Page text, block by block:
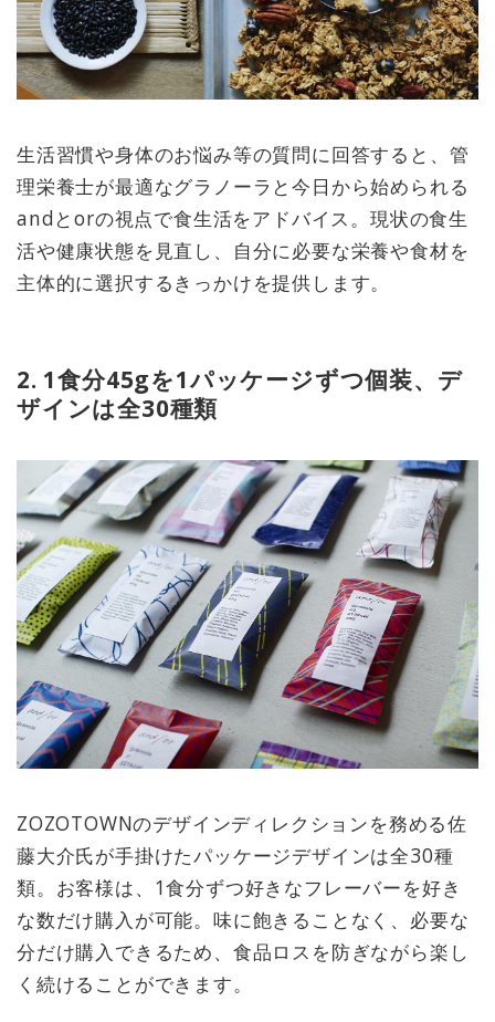
生活習慣や身体のお悩み等の質問に回答すると、管
理栄養士が最適なグラノーラと今日から始められる
andとorの視点で食生活をアドバイス。現状の食生
活や健康状態を見直し、自分に必要な栄養や食材を
主体的に選択するきっかけを提供します。
2. 1食分45gを1パッケージずつ個装、デ
ザインは全30種類
ZOZOTOWNのデザインディレクションを務める佐
藤大介氏が手掛けたパッケージデザインは全30種
類。お客様は、1食分ずつ好きなフレーバーを好き
な数だけ購入が可能。味に飽きることなく、必要な
分だけ購入できるため、食品ロスを防ぎながら楽し
く続けることができます。